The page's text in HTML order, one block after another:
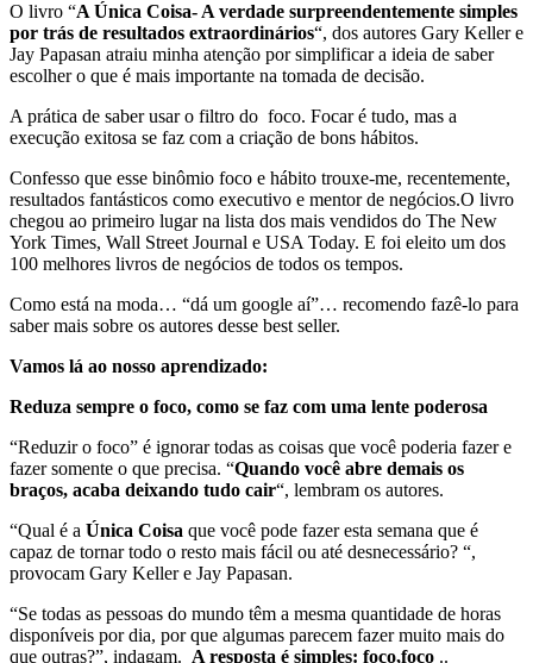
O livro “A Única Coisa- A verdade surpreendentemente simples
por trás de resultados extraordinários“, dos autores Gary Keller e
Jay Papasan atraiu minha atenção por simplificar a ideia de saber
escolher o que é mais importante na tomada de decisão.
A prática de saber usar o filtro do foco. Focar é tudo, mas a
execução exitosa se faz com a criação de bons hábitos.
Confesso que esse binômio foco e hábito trouxe-me, recentemente,
resultados fantásticos como executivo e mentor de negócios.O livro
chegou ao primeiro lugar na lista dos mais vendidos do The New
York Times, Wall Street Journal e USA Today. E foi eleito um dos
100 melhores livros de negócios de todos os tempos.
Como está na moda… “dá um google aí”… recomendo fazê-lo para
saber mais sobre os autores desse best seller.
Vamos lá ao nosso aprendizado:
Reduza sempre o foco, como se faz com uma lente poderosa
“Reduzir o foco” é ignorar todas as coisas que você poderia fazer e
fazer somente o que precisa. “Quando você abre demais os
braços, acaba deixando tudo cair“, lembram os autores.
“Qual é a Única Coisa que você pode fazer esta semana que é
capaz de tornar todo o resto mais fácil ou até desnecessário? “,
provocam Gary Keller e Jay Papasan.
“Se todas as pessoas do mundo têm a mesma quantidade de horas
disponíveis por dia, por que algumas parecem fazer muito mais do
que outras?”, indagam. A resposta é simples: foco,foco ..